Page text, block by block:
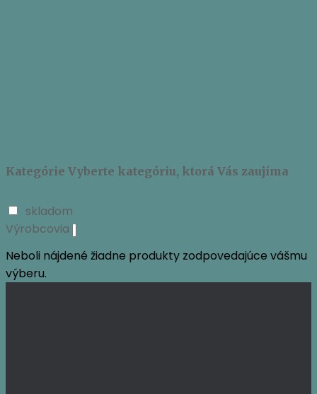
Kategórie Vyberte kategóriu, ktorá Vás zaujíma
skladom
Výrobcovia
Neboli nájdené žiadne produkty zodpovedajúce vášmu
výberu.